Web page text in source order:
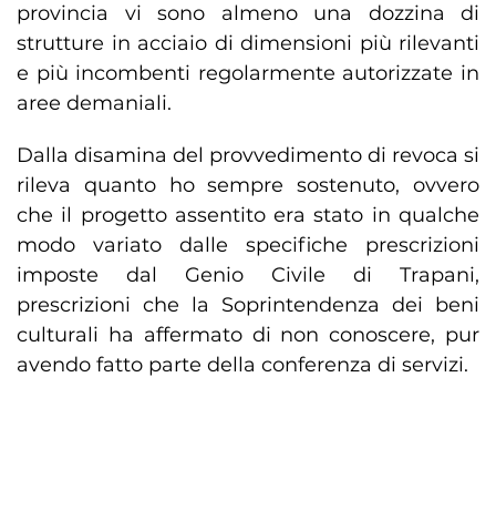
provincia vi sono almeno una dozzina di
strutture in acciaio di dimensioni più rilevanti
e più incombenti regolarmente autorizzate in
aree demaniali.
Dalla disamina del provvedimento di revoca si
rileva quanto ho sempre sostenuto, ovvero
che il progetto assentito era stato in qualche
modo variato dalle specifiche prescrizioni
imposte dal Genio Civile di Trapani,
prescrizioni che la Soprintendenza dei beni
culturali ha affermato di non conoscere, pur
avendo fatto parte della conferenza di servizi.